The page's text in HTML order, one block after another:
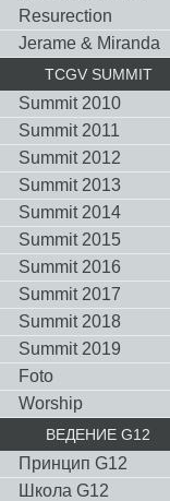
Resurection
Jerame & Miranda
TCGV SUMMIT
Summit 2010
Summit 2011
Summit 2012
Summit 2013
Summit 2014
Summit 2015
Summit 2016
Summit 2017
Summit 2018
Summit 2019
Foto
Worship
ВЕДЕНИЕ G12
Принцип G12
Школа G12